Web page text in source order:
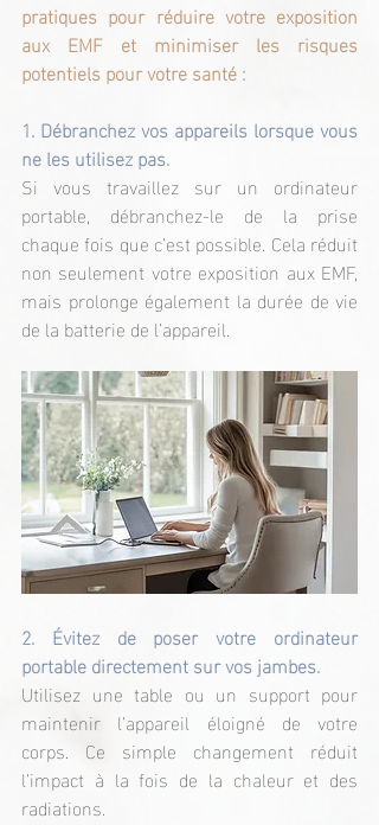
pratiques pour réduire votre exposition
aux EMF et minimiser les risques
potentiels pour votre santé :
1. Débranchez vos appareils lorsque vous
ne les utilisez pas.
Si vous travaillez sur un ordinateur
portable, débranchez-le de la prise
chaque fois que c’est possible. Cela réduit
non seulement votre exposition aux EMF,
mais prolonge également la durée de vie
de la batterie de l’appareil.
2. Évitez de poser votre ordinateur
portable directement sur vos jambes.
Utilisez une table ou un support pour
maintenir l’appareil éloigné de votre
corps. Ce simple changement réduit
l’impact à la fois de la chaleur et des
radiations.